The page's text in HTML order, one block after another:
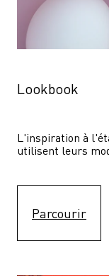
Lookbook
L'inspiration à
utilisent leurs
Parcourir